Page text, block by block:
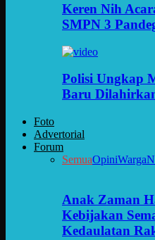
Keren Nih
SMPN 3
Polisi Ungkap
Baru
Foto
Advertorial
Forum
SemuaOpini
Anak Zaman
Kebijakan
Kedaulatan